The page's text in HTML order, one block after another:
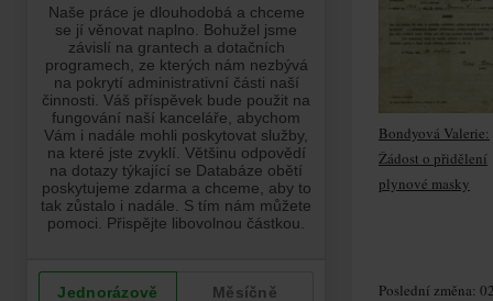
Bondyová Valerie:
Žádost o přidělení
plynové masky
Poslední změna: